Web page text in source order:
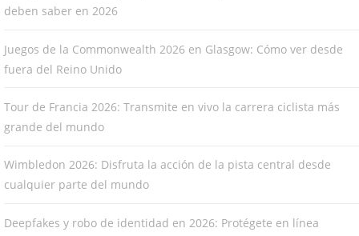
deben saber en 2026
Juegos de la Commonwealth 2026 en Glasgow: Cómo ver desde
fuera del Reino Unido
Tour de Francia 2026: Transmite en vivo la carrera ciclista más
grande del mundo
Wimbledon 2026: Disfruta la acción de la pista central desde
cualquier parte del mundo
Deepfakes y robo de identidad en 2026: Protégete en línea